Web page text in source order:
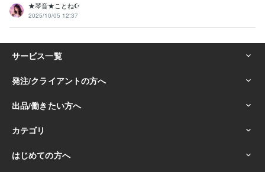
★琴音★ことね☪️
2025/10/05 12:37